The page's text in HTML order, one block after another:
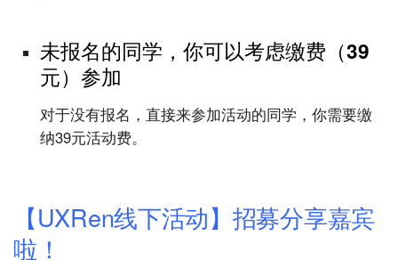
未报名的同学，你可以考虑缴费（39
元）参加
对于没有报名，直接来参加活动的同学，你需要缴
纳39元活动费。
【UXRen线下活动】招募分享嘉宾
啦！